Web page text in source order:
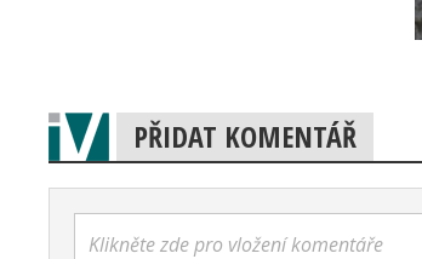
PŘIDAT KOMENTÁŘ
Klikněte zde pro vložení komentáře